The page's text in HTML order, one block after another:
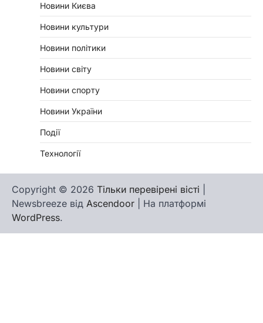
Новини Києва
Новини культури
Новини політики
Новини світу
Новини спорту
Новини України
Події
Технології
Copyright © 2026 Тільки перевірені вісті
Newsbreeze від Ascendoor | На платформі
WordPress.